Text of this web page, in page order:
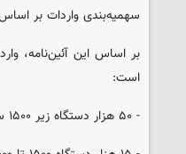
سهمیه‌بندی واردات بر
بر اساس این آئین‌نامه،
است:
- ۵۰ هزار دستگاه زیر ۱۵۰۰ سی‌سی – تعرفه ۲۰ درصد – ارز تخصیصی: ۷۷۰ میلیون یورو